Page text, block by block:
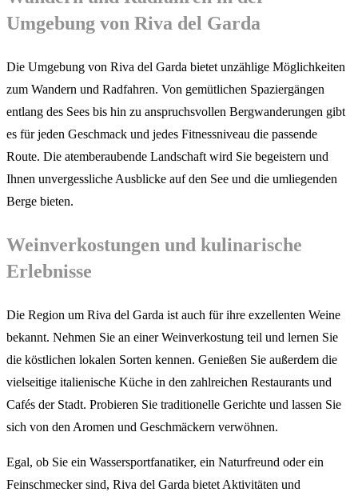
Umgebung von Riva del Garda
Die Umgebung von Riva del Garda bietet unzählige Möglichkeiten
zum Wandern und Radfahren. Von gemütlichen Spaziergängen
entlang des Sees bis hin zu anspruchsvollen Bergwanderungen gibt
es für jeden Geschmack und jedes Fitnessniveau die passende
Route. Die atemberaubende Landschaft wird Sie begeistern und
Ihnen unvergessliche Ausblicke auf den See und die umliegenden
Berge bieten.
Weinverkostungen und kulinarische
Erlebnisse
Die Region um Riva del Garda ist auch für ihre exzellenten Weine
bekannt. Nehmen Sie an einer Weinverkostung teil und lernen Sie
die köstlichen lokalen Sorten kennen. Genießen Sie außerdem die
vielseitige italienische Küche in den zahlreichen Restaurants und
Cafés der Stadt. Probieren Sie traditionelle Gerichte und lassen Sie
sich von den Aromen und Geschmäckern verwöhnen.
Egal, ob Sie ein Wassersportfanatiker, ein Naturfreund oder ein
Feinschmecker sind, Riva del Garda bietet Aktivitäten und